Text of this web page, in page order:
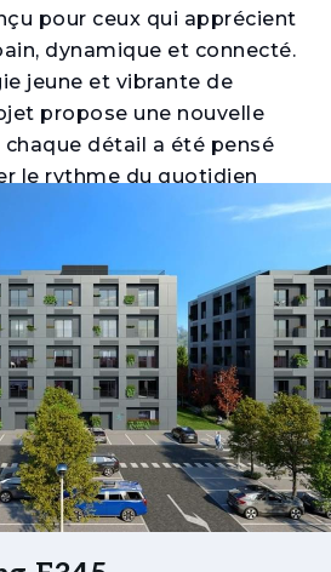
pour ceux qui apprécient
dynamique et connecté.
jeune et vibrante de
propose une nouvelle
détail a été pensé
le rythme du quotidien
confort et modernité.
l’Alagoa Office & Retail
Flats offre un accès
de services
la vie quotidienne plus
Composé de 3
appartements, avec des
T2, il constitue une option
une résidence principale
une esthétique